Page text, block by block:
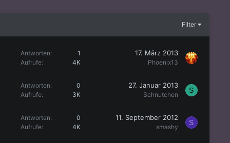
Filter
Antworten
1
Aufrufe
4K
17. März 2013
Phoenix13
Antworten
0
Aufrufe
3K
27. Januar 2013
Schnutchen
S
Antworten
0
Aufrufe
4K
11. September 2012
smashy
S